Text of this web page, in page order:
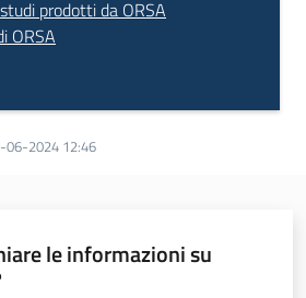
prodotti da ORSA
ORSA
06-2024 12:46
le informazioni su